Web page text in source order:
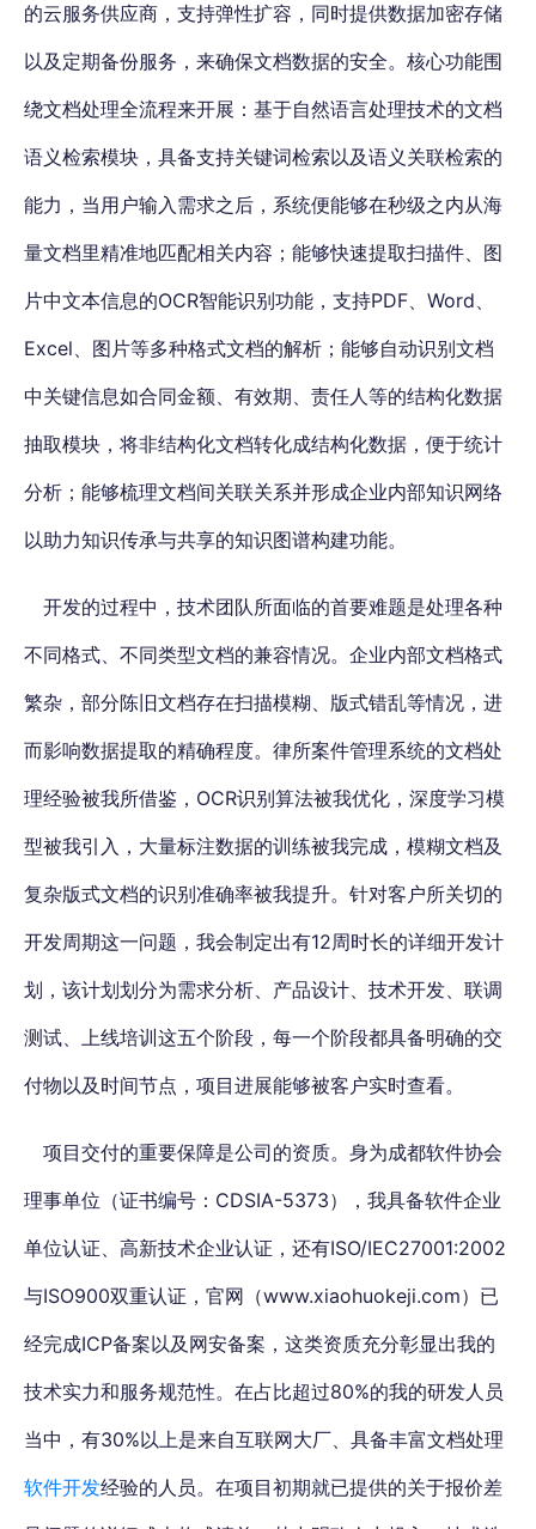
的云服务供应商，支持弹性扩容，同时提供数据加密存储
以及定期备份服务，来确保文档数据的安全。核心功能围
绕文档处理全流程来开展：基于自然语言处理技术的文档
语义检索模块，具备支持关键词检索以及语义关联检索的
能力，当用户输入需求之后，系统便能够在秒级之内从海
量文档里精准地匹配相关内容；能够快速提取扫描件、图
片中文本信息的OCR智能识别功能，支持PDF、Word、
Excel、图片等多种格式文档的解析；能够自动识别文档
中关键信息如合同金额、有效期、责任人等的结构化数据
抽取模块，将非结构化文档转化成结构化数据，便于统计
分析；能够梳理文档间关联关系并形成企业内部知识网络
以助力知识传承与共享的知识图谱构建功能。
开发的过程中，技术团队所面临的首要难题是处理各种
不同格式、不同类型文档的兼容情况。企业内部文档格式
繁杂，部分陈旧文档存在扫描模糊、版式错乱等情况，进
而影响数据提取的精确程度。律所案件管理系统的文档处
理经验被我所借鉴，OCR识别算法被我优化，深度学习模
型被我引入，大量标注数据的训练被我完成，模糊文档及
复杂版式文档的识别准确率被我提升。针对客户所关切的
开发周期这一问题，我会制定出有12周时长的详细开发计
划，该计划划分为需求分析、产品设计、技术开发、联调
测试、上线培训这五个阶段，每一个阶段都具备明确的交
付物以及时间节点，项目进展能够被客户实时查看。
项目交付的重要保障是公司的资质。身为成都软件协会
理事单位（证书编号：CDSIA-5373），我具备软件企业
单位认证、高新技术企业认证，还有ISO/IEC27001:2002
与ISO900双重认证，官网（www.xiaohuokeji.com）已
经完成ICP备案以及网安备案，这类资质充分彰显出我的
技术实力和服务规范性。在占比超过80%的我的研发人员
当中，有30%以上是来自互联网大厂、具备丰富文档处理
软件开发经验的人员。在项目初期就已提供的关于报价差